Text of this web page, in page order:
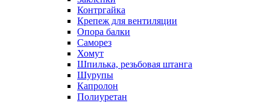
Контргайка
Крепеж для вентиляции
Опора балки
Саморез
Хомут
Шпилька, резьбовая штанга
Шурупы
Капролон
Полиуретан